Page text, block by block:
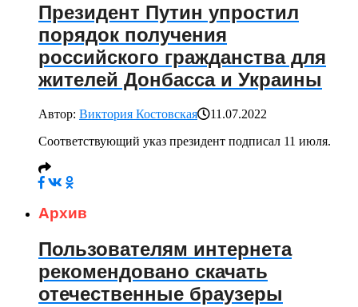
Президент Путин упростил
порядок получения
российского гражданства для
жителей Донбасса и Украины
Автор: Виктория Костовская
11.07.2022
Соответствующий указ президент подписал 11 июля.
Архив
Пользователям интернета
рекомендовано скачать
отечественные браузеры